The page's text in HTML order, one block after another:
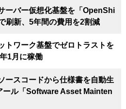
ーバー仮想化基盤を「OpenShi
刷新、5年間の費用を2割減
トワーク基盤でゼロトラストを
1月に稼働
ースコードから仕様書を自動生
ール「Software Asset Mainten